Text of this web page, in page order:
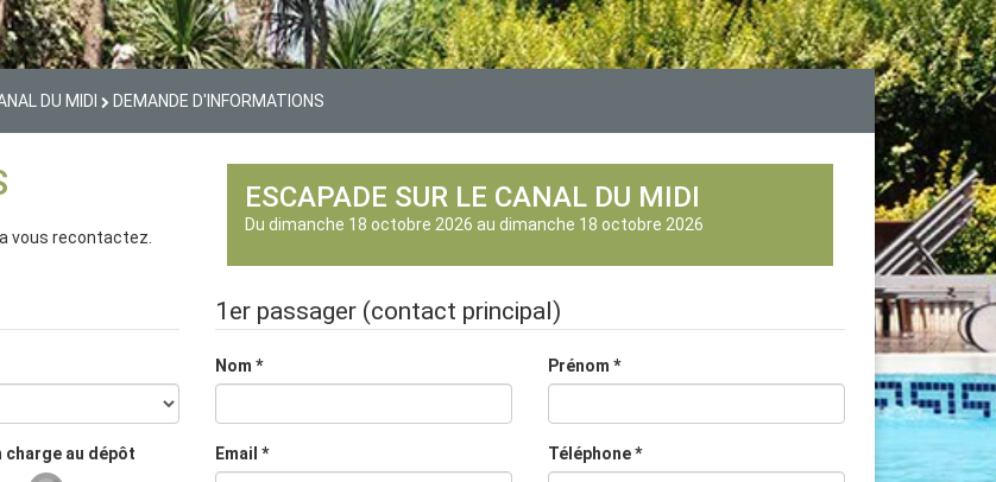
DU MIDI DEMANDE D'INFORMATIONS
vous recontactez.
ESCAPADE SUR LE CANAL DU MIDI
Du dimanche 18 octobre 2026 au dimanche 18 octobre 2026
charge au dépôt
1er passager (contact principal)
Nom * Prénom *
Email * Téléphone*